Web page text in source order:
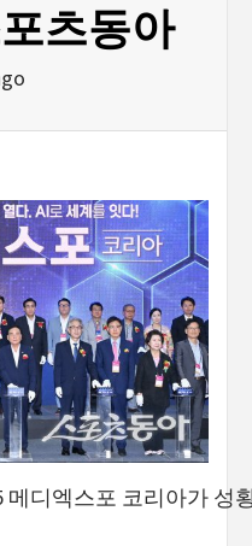
츠동아
메디엑스포 코리아가 성